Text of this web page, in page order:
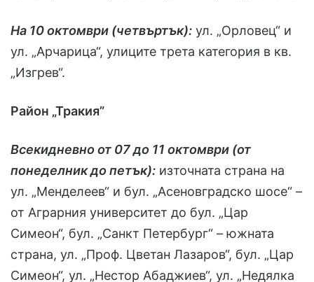
На 10 октомври (четвъртък): ул. „Орловец“ и
ул. „Арчарица“, улиците трета категория в кв.
„Изгрев“.
Район „Тракия”
Всекидневно от 07 до 11 октомври (от
понеделник до петък): източната страна на
ул. „Менделеев“ и бул. „Асеновградско шосе“ –
от Аграрния университет до бул. „Цар
Симеон“, бул. „Санкт Петербург“ – южната
страна, ул. „Проф. Цветан Лазаров“, бул. „Цар
Симеон“, ул. „Нестор Абаджиев“, ул. „Недялка